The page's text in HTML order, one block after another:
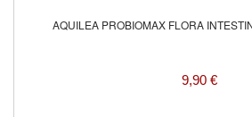
AQUILEA PROBIOMAX FLORA
9,90 €